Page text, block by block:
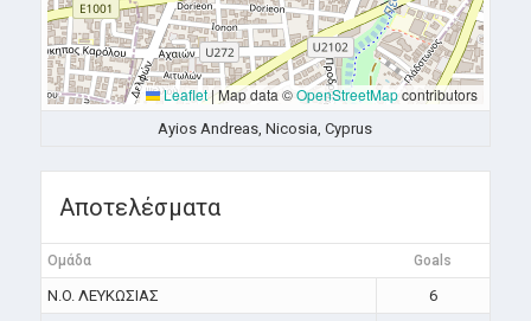
Leaflet|Map data ©OpenStreetMapcontributors
Ayios Andreas, Nicosia, Cyprus
Αποτελέσματα
Ομάδα Goals
N.O. ΛΕΥΚΩΣΙΑΣ
6